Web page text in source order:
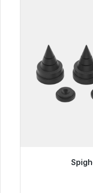
Pronto per la